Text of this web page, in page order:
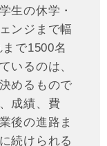
生の休学・
ンジまで幅
で1500名
いるのは、
めるもので
成績、費
後の進路ま
続けられる